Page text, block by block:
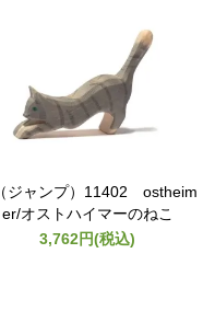
ジャンプ）11402 ostheim
er/オストハイマーのねこ
3,762円(税込)